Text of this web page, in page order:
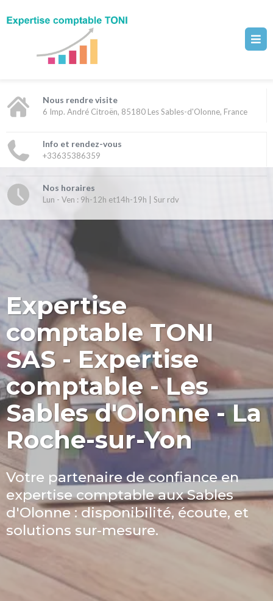
Nous rendre visite
6 Imp. André Citroën, 85180 Les Sables-d'Olonne, France
Info et rendez-vous
+33635386359
Nos horaires
Lun - Ven : 9h-12h et14h-19h | Sur rdv
Expertise
comptable TONI
SAS - Expertise
comptable - Les
Sables d'Olonne - La
Roche-sur-Yon
Votre partenaire de confiance en
expertise comptable aux Sables
d'Olonne : disponibilité, écoute, et
solutions sur-mesure.